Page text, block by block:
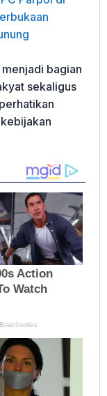
bagian
sekaligus